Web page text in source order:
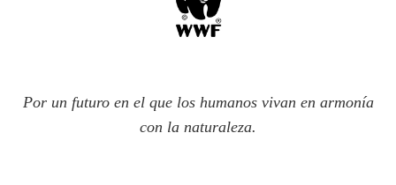
Por un futuro en el que los humanos vivan en armonía
con la naturaleza.